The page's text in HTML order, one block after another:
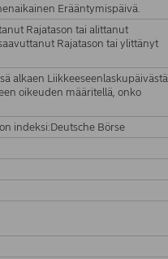
Erääntymispäivä.
Rajatason tai alittanut
Rajatason tai ylittänyt
alkaen Liikkeeseenlaskupäivästä
oikeuden määritellä, onko
indeksi:Deutsche Börse